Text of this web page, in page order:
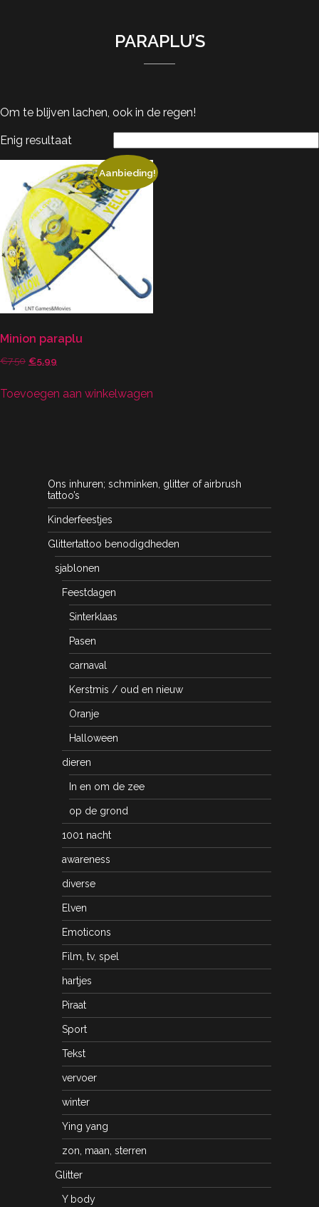
PARAPLU’S
Om te blijven lachen, ook in de regen!
Enig resultaat
Aanbieding!
Minion paraplu
€7.50 Oorspronkelijke
was:
€5.99
is:
Toevoegen aan winkelwagen
Ons inhuren; schminken, glitter of airbrush
tattoo’s
Kinderfeestjes
Glittertattoo benodigdheden
sjablonen
Feestdagen
Sinterklaas
Pasen
carnaval
Kerstmis / oud en nieuw
Oranje
Halloween
dieren
In en om de zee
op de grond
1001 nacht
awareness
diverse
Elven
Emoticons
Film, tv, spel
hartjes
Piraat
Sport
Tekst
vervoer
winter
Ying yang
zon, maan, sterren
Glitter
Y body